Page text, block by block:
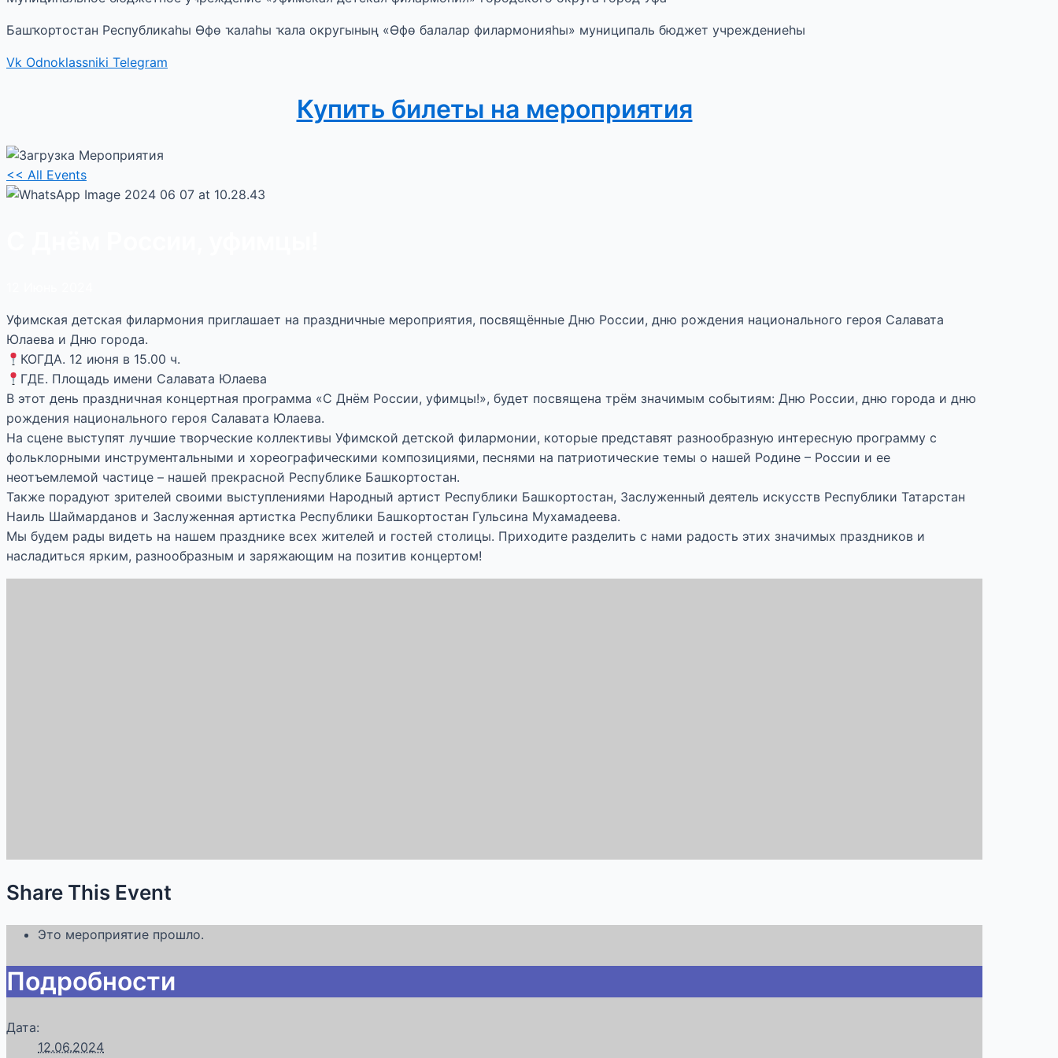
Башҡортостан Республикаһы Өфө ҡалаһы ҡала округының «Өфө балалар филармонияһы» муниципаль бюджет учреждениеһы
Vk Odnoklassniki Telegram
Купить билеты на мероприятия
<< All Events
Уфимская детская филармония приглашает на праздничные мероприятия, посвящённые Дню России, дню рождения национального героя Салавата
Юлаева и Дню города.
КОГДА. 12 июня в 15.00 ч.
ГДЕ. Площадь имени Салавата Юлаева
В этот день праздничная концертная программа «С Днём России, уфимцы!», будет посвящена трём значимым событиям: Дню России, дню города и дню
рождения национального героя Салавата Юлаева.
На сцене выступят лучшие творческие коллективы Уфимской детской филармонии, которые представят разнообразную интересную программу с
фольклорными инструментальными и хореографическими композициями, песнями на патриотические темы о нашей Родине – России и ее
неотъемлемой частице – нашей прекрасной Республике Башкортостан.
Также порадуют зрителей своими выступлениями Народный артист Республики Башкортостан, Заслуженный деятель искусств Республики Татарстан
Наиль Шаймарданов и Заслуженная артистка Республики Башкортостан Гульсина Мухамадеева.
Мы будем рады видеть на нашем празднике всех жителей и гостей столицы. Приходите разделить с нами радость этих значимых праздников и
насладиться ярким, разнообразным и заряжающим на позитив концертом!
Share This Event
Это мероприятие прошло.
Подробности
Дата:
12.06.2024